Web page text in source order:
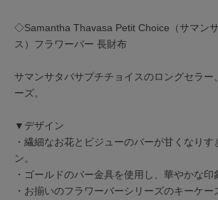
◇Samantha Thavasa Petit Choice（サマン
ス）フラワーバー 長財布
サマンサタバサプチチョイスのロングセラー
ーズ。
▼デザイン
・繊細なお花とビジューのバーが甘くなりす
ン。
・ゴールドのバー金具を使用し、華やかな印
・お揃いのフラワーバーシリーズのキーケー